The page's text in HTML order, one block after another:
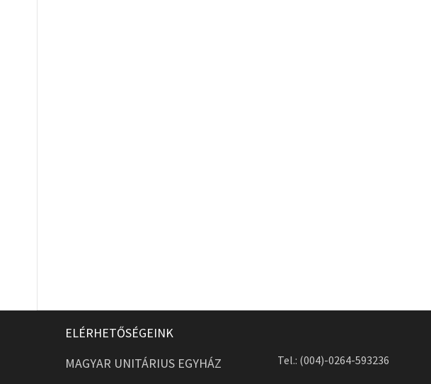
ELÉRHETŐSÉGEINK
MAGYAR UNITÁRIUS EGYHÁZ
Tel.: (004)-0264-593236